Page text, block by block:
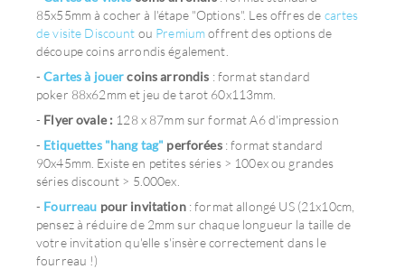
85x55mm à cocher à l'étape "Options". Les offres de cartes
de visite Discount ou Premiumoffrent des options de
découpe coins arrondis également.
-Cartes à jouercoins arrondis : format standard
poker 88x62mm et jeu de tarot 60x113mm.
- Flyer ovale : 128 x 87mm sur format A6 d'impression
- Etiquettes "hang tag" perforées: format standard
90x45mm. Existe en petites séries > 100ex ou grandes
séries discount > 5.000ex.
- Fourreau pour invitation: format allongé US (21x10cm,
pensez à réduire de 2mm sur chaque longueur la taille de
votre invitation qu'elle s'insère correctement dans le
fourreau !)